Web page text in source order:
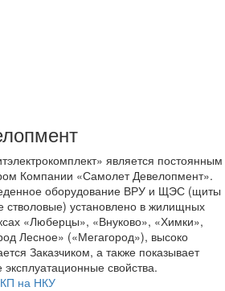
является постоянным
Компании «Самолет Девелопмент».
оборудование ВРУ и ЩЭС (щиты
стволовые) установлено в жилищных
«Люберцы», «Внуково», «Химки»,
Лесное» («Мегагород»), высоко
Заказчиком, а также показывает
эксплуатационные свойства.
на НКУ